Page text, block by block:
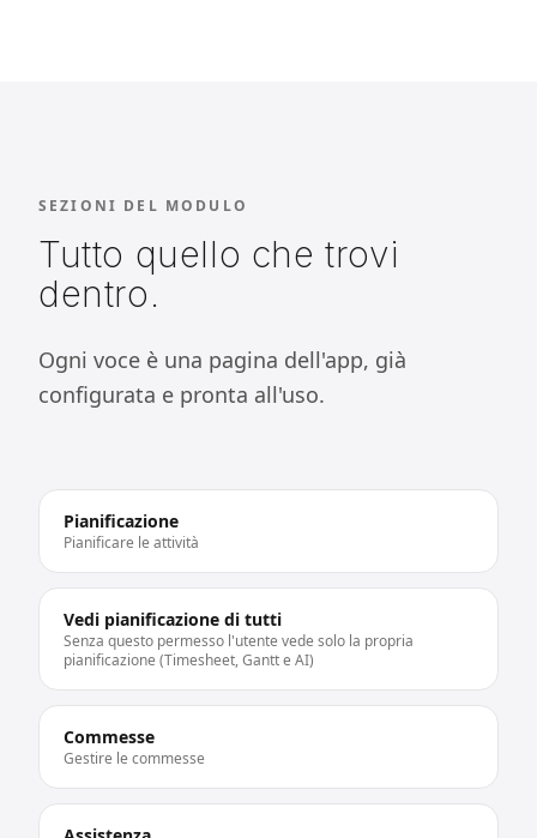
SEZIONI DEL MODULO
Tutto quello che trovi
dentro.
Ogni voce è una pagina dell'app, già
configurata e pronta all'uso.
Pianificazione
Pianificare le attività
Vedi pianificazione di tutti
Senza questo permesso l'utente vede solo la propria
pianificazione (Timesheet, Gantt e AI)
Commesse
Gestire le commesse